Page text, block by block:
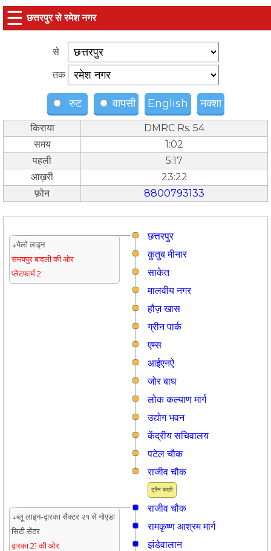
☰ छत्तरपुर से रमेश नगर
से
तक
रुट वापसी English नक्शा
किराया
DMRC Rs. 54
समय
1:02
पहली
5:17
आख़री
23:22
फ़ोन
8800793133
छत्तरपुर
↓येलो लाइन
समयपुर बादली की ओर
प्लेटफार्म 2
क़ुतुब मीनार
साकेत
मालवीय नगर
हौज़ खास
ग्रीन पार्क
एम्स
आईएनऐ
जोर बाघ
लोक कल्याण मार्ग
उद्योग भवन
केंद्रीय सचिवालय
पटेल चौक
ट्रैन बदलें
राजीव चौक
राजीव चौक
↓ब्लू लाइन-द्वारका सैक्टर २१ से नोएडा
सिटी सेंटर
द्वारका 21 की ओर
रामकृष्ण आश्रम मार्ग
झंडेवालान